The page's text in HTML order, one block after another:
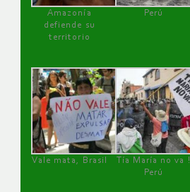
Amazonía
defiende su
territorio
Perú
Vale mata, Brasil
Tía María no va !
Perú